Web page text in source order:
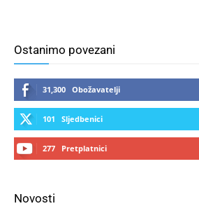
Ostanimo povezani
31,300 Obožavatelji
101 Sljedbenici
277 Pretplatnici
Novosti